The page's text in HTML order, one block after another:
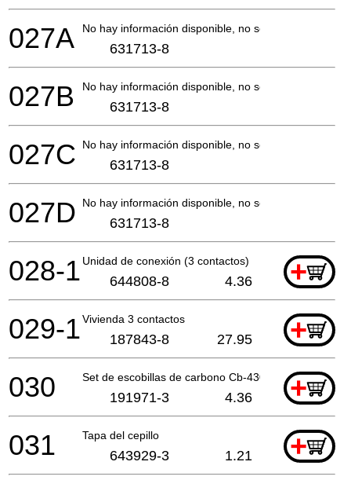
No hay información disponible, no se puede pedir
027A 631713-8
No hay información disponible, no se puede pedir
027B 631713-8
No hay información disponible, no se puede pedir
027C 631713-8
No hay información disponible, no se puede pedir
027D 631713-8
Unidad de conexión (3 contactos) +
028-1 644808-8 4.36
Vivienda 3 contactos +
029-1 187843-8 27.95
Set de escobillas de carbono Cb-430 +
030 191971-3 4.36
Tapa del cepillo +
031 643929-3 1.21